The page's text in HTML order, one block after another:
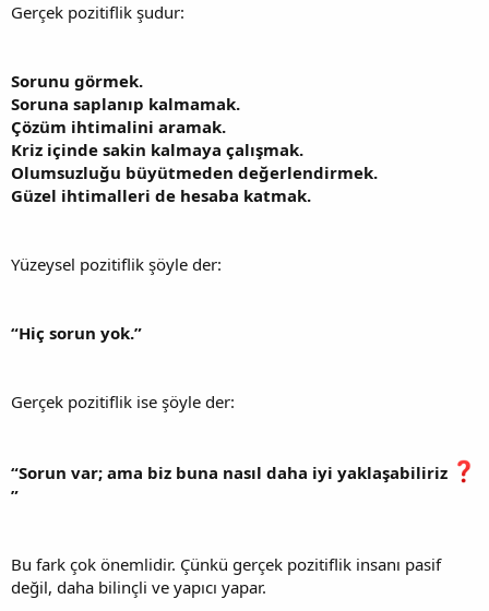
Gerçek pozitiflik şudur:
Sorunu görmek.
Soruna saplanıp kalmamak.
Çözüm ihtimalini aramak.
Kriz içinde sakin kalmaya çalışmak.
Olumsuzluğu büyütmeden değerlendirmek.
Güzel ihtimalleri de hesaba katmak.
Yüzeysel pozitiflik şöyle der:
“Hiç sorun yok.”
Gerçek pozitiflik ise şöyle der:
“Sorun var; ama biz buna nasıl daha iyi yaklaşabiliriz
”
Bu fark çok önemlidir. Çünkü gerçek pozitiflik insanı pasif
değil, daha bilinçli ve yapıcı yapar.